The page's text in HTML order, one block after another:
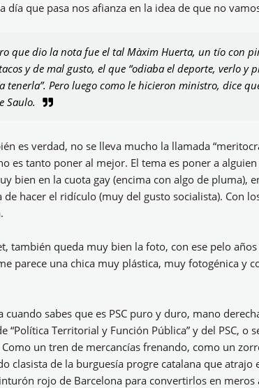
día que pasa nos afianza en la idea de que no
que dio la nota fue el tal Màxim Huerta, un tío con
y de mal gusto, el que “odiaba el deporte, verlo y
tenerla”. Pero luego como le hicieron ministro, dice
Saulo.
es verdad, no se lleva mucho la llamada
es tanto poner al mejor. El tema es poner a
bien en la cuota gay (encima con algo de pluma),
de hacer el ridículo (muy del gusto socialista). Con
también queda muy bien la foto, con ese pelo
parece una chica muy plástica, muy fotogénica y
cuando sabes que es PSC puro y duro, mano
“Política Territorial y Función Pública” y del PSC, o
un tren de mercancías frenando, como un
clasista de la burguesía progre catalana que
rojo de Barcelona para convertirlos en meros